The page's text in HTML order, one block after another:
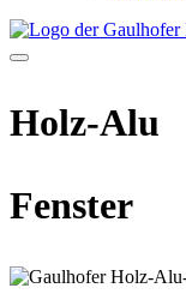
Holz-Alu
Fenster